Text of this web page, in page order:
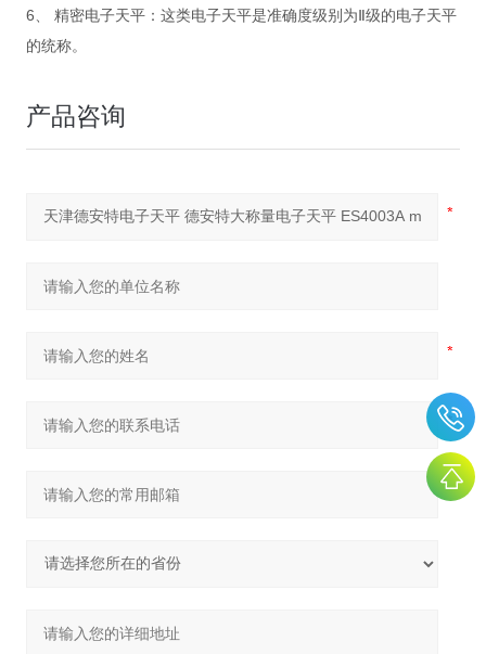
6、
精密电子天平：这类电子天平是准确度级别为Ⅱ级的电子天平
的统称。
产品咨询